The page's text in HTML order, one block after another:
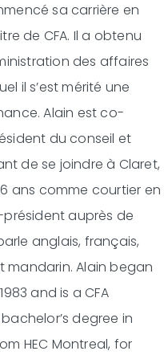
sa carrière en
de CFA. Il a obtenu
des affaires
il s’est mérité une
Alain est co-
du conseil et
de se joindre à Claret,
ans comme courtier en
auprès de
anglais, français,
mandarin.Alain began
and is a CFA
degree in
HEC Montreal, for